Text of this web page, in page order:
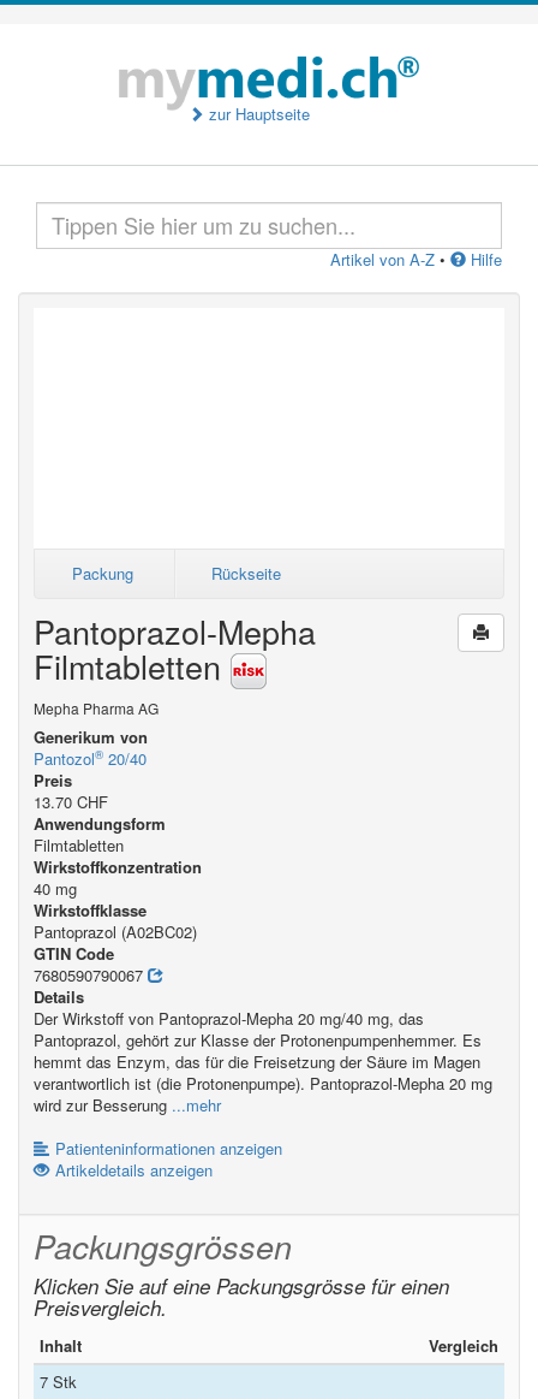
zur Hauptseite
Artikel von A-Z • Hilfe
Packung Rückseite
Pantoprazol-Mepha
Filmtabletten
Mepha Pharma AG
Generikum von
Pantozol® 20/40
Preis
13.70 CHF
Anwendungsform
Filmtabletten
Wirkstoffkonzentration
40 mg
Wirkstoffklasse
Pantoprazol (A02BC02)
GTIN Code
7680590790067
Details
Der Wirkstoff von Pantoprazol-Mepha 20 mg/40 mg, das
Pantoprazol, gehört zur Klasse der Protonenpumpenhemmer. Es
hemmt das Enzym, das für die Freisetzung der Säure im Magen
verantwortlich ist (die Protonenpumpe). Pantoprazol-Mepha 20 mg
wird zur Besserung ...mehr
Patienteninformationen anzeigen
Artikeldetails anzeigen
Packungsgrössen
Klicken Sie auf eine Packungsgrösse für einen
Preisvergleich.
Inhalt
Vergleich
7 Stk